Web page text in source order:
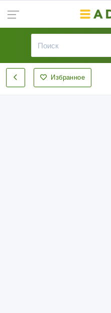
Избранное